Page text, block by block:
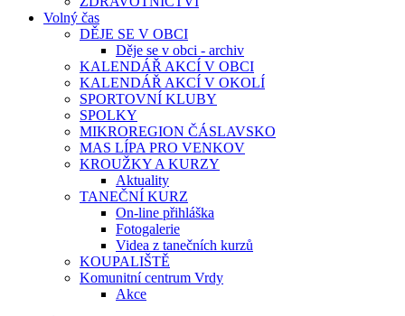
Volný čas
DĚJE SE V OBCI
Děje se v obci - archiv
KALENDÁŘ AKCÍ V OBCI
KALENDÁŘ AKCÍ V OKOLÍ
SPORTOVNÍ KLUBY
SPOLKY
MIKROREGION ČÁSLAVSKO
MAS LÍPA PRO VENKOV
KROUŽKY A KURZY
Aktuality
TANEČNÍ KURZ
On-line přihláška
Fotogalerie
Videa z tanečních kurzů
KOUPALIŠTĚ
Komunitní centrum Vrdy
Akce